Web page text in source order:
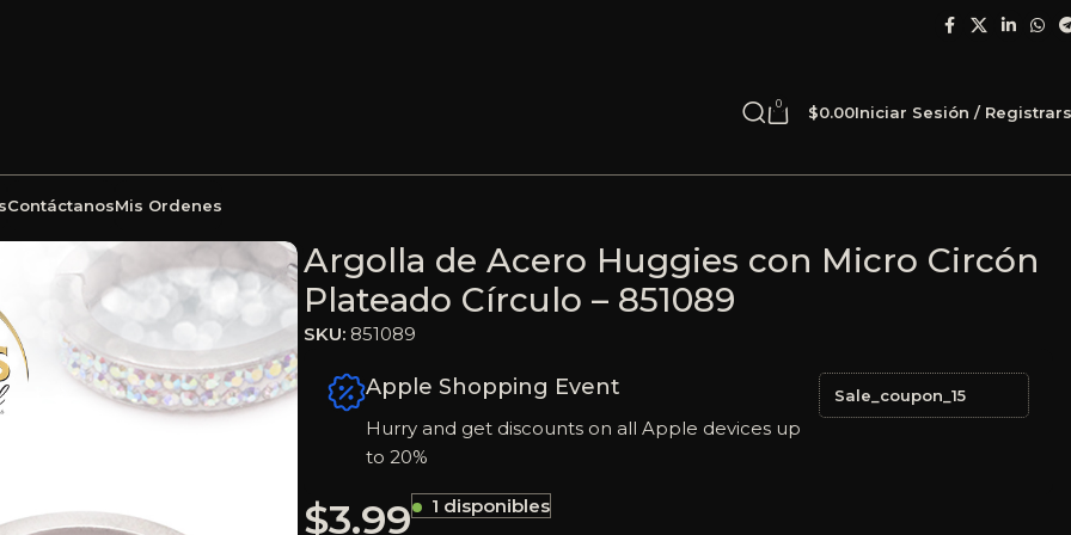
0 $0.00Iniciar Sesión /
ContáctanosMis Ordenes
Argolla de Acero Huggies con Micro Circón
Plateado Círculo – 851089
SKU: 851089
Apple Shopping Event
Hurry and get discounts on all Apple devices up
to 20%
Sale_coupon_15
$3.99 1 disponibles